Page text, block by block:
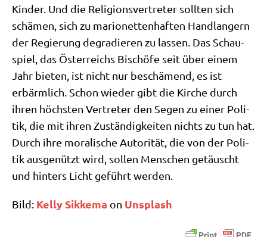
Kin­der. Und die Reli­gi­ons­ver­tre­ter soll­ten sich
schä­men, sich zu mario­net­ten­haf­ten Hand­lan­gern
der Regie­rung degra­die­ren zu las­sen. Das Schau­
spiel, das Öster­reichs Bischö­fe seit über einem
Jahr bie­ten, ist nicht nur beschä­mend, es ist
erbärm­lich. Schon wie­der gibt die Kir­che durch
ihren höch­sten Ver­tre­ter den Segen zu einer Poli­
tik, die mit ihren Zustän­dig­kei­ten nichts zu tun hat.
Durch ihre mora­li­sche Auto­ri­tät, die von der Poli­
tik aus­ge­nützt wird, sol­len Men­schen getäuscht
und hin­ters Licht geführt werden.
Bild: Kel­ly Sik­ke­ma on Uns­plash